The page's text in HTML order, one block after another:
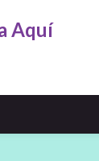
Aquí